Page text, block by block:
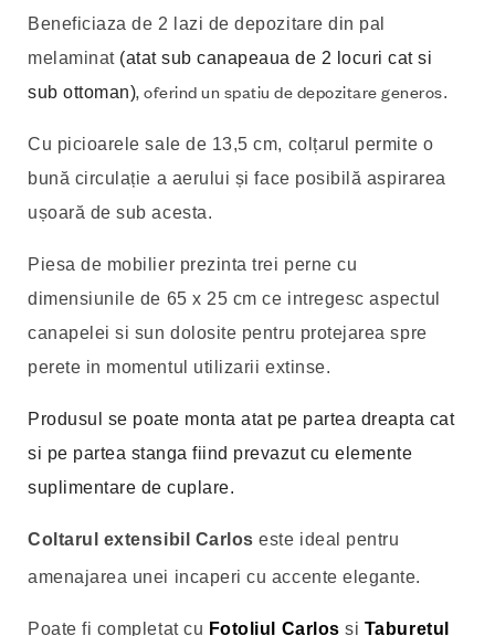
Beneficiaza de 2 lazi de depozitare din pal
melaminat (atat sub canapeaua de 2 locuri cat si
sub ottoman), oferind un spatiu de depozitare generos.
Cu picioarele sale de 13,5 cm, colțarul permite o
bună circulație a aerului și face posibilă aspirarea
ușoară de sub acesta.
Piesa de mobilier prezinta trei perne cu
dimensiunile de 65 x 25 cm ce intregesc aspectul
canapelei si sun dolosite pentru protejarea spre
perete in momentul utilizarii extinse.
Produsul se poate monta atat pe partea dreapta cat
si pe partea stanga fiind prevazut cu elemente
suplimentare de cuplare.
Coltarul extensibil Carlos este ideal pentru
amenajarea unei incaperi cu accente elegante.
Poate fi completat cu Fotoliul Carlos si Taburetul